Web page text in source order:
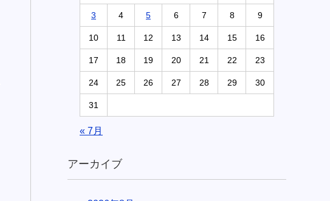
3 4 5 6 7 8 9
10 11 12 13 14 15 16
17 18 19 20 21 22 23
24 25 26 27 28 29 30
31
« 7月
アーカイブ